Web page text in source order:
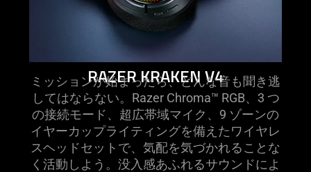
RAZER KRAKEN V4
ミッションが始まったら、どんな音も聞き逃
してはならない。Razer Chroma™ RGB、3 つ
の接続モード、超広帯域マイク、9 ゾーンの
イヤーカップライティングを備えたワイヤレ
スヘッドセットで、気配を気づかれることな
く活動しよう。没入感あふれるサウンドによ